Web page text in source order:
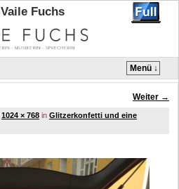
Vaile Fuchs
Menü ↓
Weiter →
1024 × 768 in Glitzerkonfetti und eine